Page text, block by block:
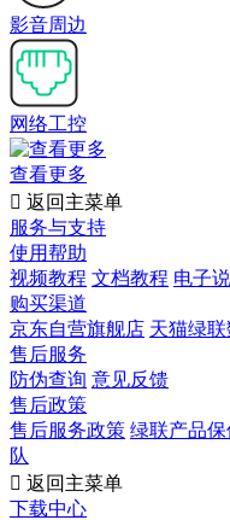
影音周边
网络工控
查看更多
 返回主菜单
服务与支持
使用帮助
视频教程 文档教程 电子
购买渠道
京东自营旗舰店 天猫绿
售后服务
防伪查询 意见反馈
售后政策
售后服务政策 绿联产品
队
 返回主菜单
下载中心